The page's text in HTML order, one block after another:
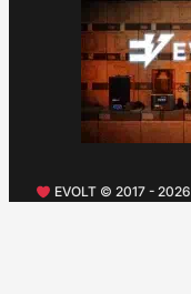
EVOLT © 2017 - 2026